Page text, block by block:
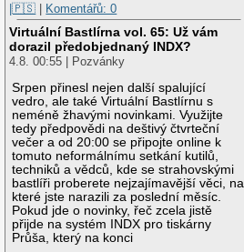
|🇵🇸 | Komentářů: 0
Virtuální Bastlírna vol. 65: Už vám
dorazil předobjednaný INDX?
4.8. 00:55 | Pozvánky
Srpen přinesl nejen další spalující
vedro, ale také Virtuální Bastlírnu s
neméně žhavými novinkami. Využijte
tedy předpovědi na deštivý čtvrteční
večer a od 20:00 se připojte online k
tomuto neformálnímu setkání kutilů,
techniků a vědců, kde se strahovskými
bastlíři proberete nejzajímavější věci, na
které jste narazili za poslední měsíc.
Pokud jde o novinky, řeč zcela jistě
přijde na systém INDX pro tiskárny
Průša, který na konci